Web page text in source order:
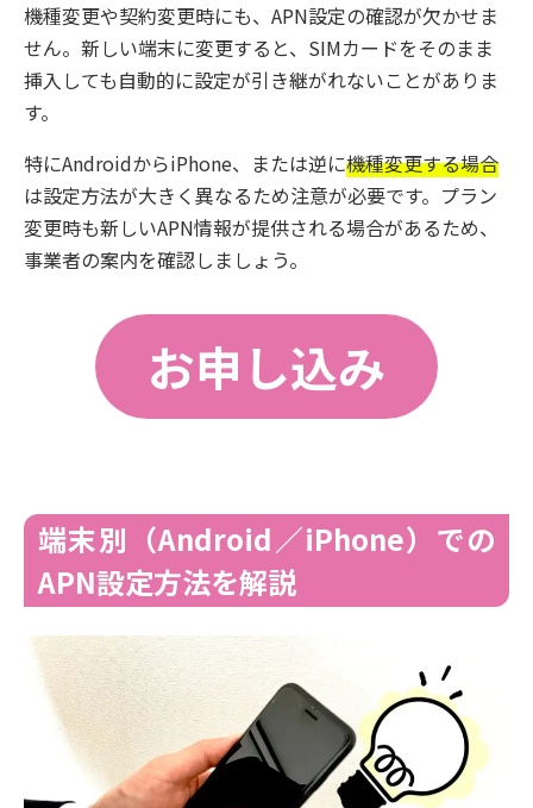
機種変更や契約変更時にも、APN設定の確認が欠かせま
せん。新しい端末に変更すると、SIMカードをそのまま
挿入しても自動的に設定が引き継がれないことがありま
す。
特にAndroidからiPhone、または逆に機種変更する場合
は設定方法が大きく異なるため注意が必要です。プラン
変更時も新しいAPN情報が提供される場合があるため、
事業者の案内を確認しましょう。
お申し込み
端末別（Android／iPhone）での
APN設定方法を解説